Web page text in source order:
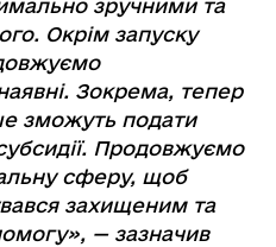
зручними та
Окрім запуску
Зокрема, тепер
зможуть подати
Продовжуємо
сферу, щоб
захищеним та
— зазначив